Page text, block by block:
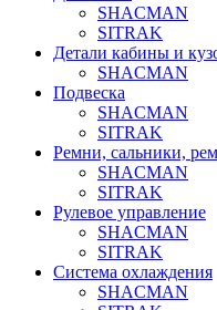
SHACMAN
SITRAK
Детали кабины и
SHACMAN
Подвеска
SHACMAN
SITRAK
Ремни, сальники,
SHACMAN
SITRAK
Рулевое управление
SHACMAN
SITRAK
Система охлаждения
SHACMAN